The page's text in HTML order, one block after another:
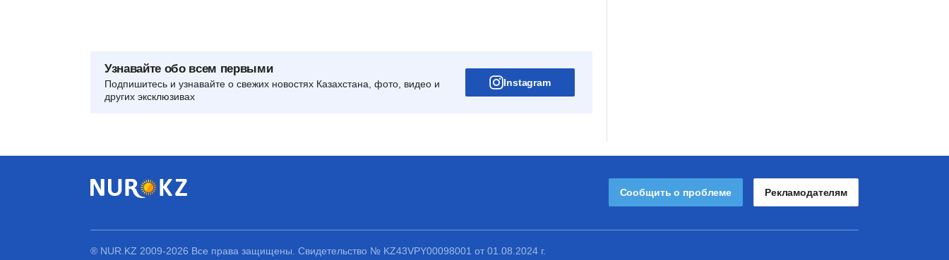
Узнавайте обо всем первыми
Подпишитесь и узнавайте о свежих новостях Казахстана, фото, видео и
других эксклюзивах
Instagram
Сообщить о проблеме Рекламодателям
® NUR.KZ 2009-2026 Все права защищены. Свидетельство № KZ43VPY00098001 от 01.08.2024 г.